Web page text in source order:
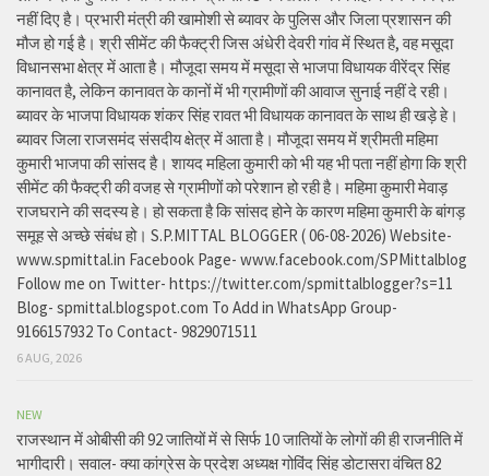
नहीं दिए है। प्रभारी मंत्री की खामोशी से ब्यावर के पुलिस और जिला प्रशासन की
मौज हो गई है। श्री सीमेंट की फैक्ट्री जिस अंधेरी देवरी गांव में स्थित है, वह मसूदा
विधानसभा क्षेत्र में आता है। मौजूदा समय में मसूदा से भाजपा विधायक वीरेंद्र सिंह
कानावत है, लेकिन कानावत के कानों में भी ग्रामीणों की आवाज सुनाई नहीं दे रही।
ब्यावर के भाजपा विधायक शंकर सिंह रावत भी विधायक कानावत के साथ ही खड़े हे।
ब्यावर जिला राजसमंद संसदीय क्षेत्र में आता है। मौजूदा समय में श्रीमती महिमा
कुमारी भाजपा की सांसद है। शायद महिला कुमारी को भी यह भी पता नहीं होगा कि श्री
सीमेंट की फैक्ट्री की वजह से ग्रामीणों को परेशान हो रही है। महिमा कुमारी मेवाड़
राजघराने की सदस्य हे। हो सकता है कि सांसद होने के कारण महिमा कुमारी के बांगड़
समूह से अच्छे संबंध हो। S.P.MITTAL BLOGGER ( 06-08-2026) Website-
www.spmittal.in Facebook Page- www.facebook.com/SPMittalblog
Follow me on Twitter- https://twitter.com/spmittalblogger?s=11
Blog- spmittal.blogspot.com To Add in WhatsApp Group-
9166157932 To Contact- 9829071511
6 AUG, 2026
NEW
राजस्थान में ओबीसी की 92 जातियों में से सिर्फ 10 जातियों के लोगों की ही राजनीति में
भागीदारी। सवाल- क्या कांग्रेस के प्रदेश अध्यक्ष गोविंद सिंह डोटासरा वंचित 82